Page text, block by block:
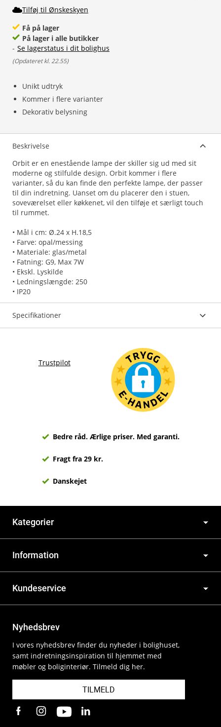
Unikt udtryk
Kommer i flere varianter
Dekorativ belysning
Tilføj til Ønskeskyen
Få på lager
På lager i alle butikker
- Se lagerstatus i dit bolighus
(Opdateret kl. 22.55)
Beskrivelse
Orbit er en enestående lampe der skiller sig ud med sit
moderne og stilfulde design. Orbit kommer i flere
varianter, så du kan finde den perfekte lampe, der passer
til din indretning. Uanset om du placerer den i stuen,
soveværelset eller køkkenet, vil den tilføje et særligt touch
til rummet.
• Mål i cm: Ø.24 x H.18,5
• Farve: opal/messing
• Materiale: glas/metal
• Fatning: G9, Max 7W
• Ekskl. Lyskilde
• Ledningslængde: 250
• IP20
Specifikationer
Trustpilot
Bedre råd. Ærlige priser. Med garanti.
Fragt fra 29 kr.
Danskejet
Kategorier
Information
Kundeservice
Nyhedsbrev
I vores nyhedsbrev finder du nyheder i bolighuset,
samt indretningsinspiration til hjemmet med
møbler og boliginteriør. Tilmeld dig her.
TILMELD